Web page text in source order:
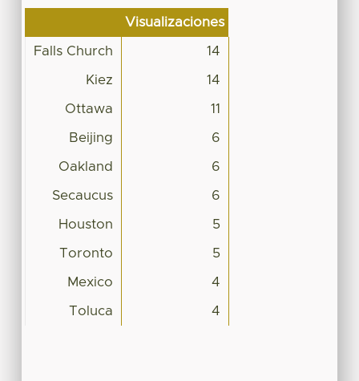
Visualizaciones
Falls Church 14
Kiez 14
Ottawa 11
Beijing 6
Oakland 6
Secaucus 6
Houston 5
Toronto 5
Mexico 4
Toluca 4